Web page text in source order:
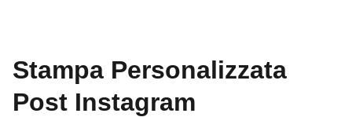
Stampa Personalizzata
Post Instagram